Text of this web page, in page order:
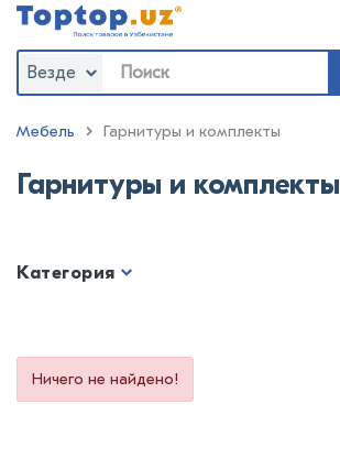
Везде
Мебель Гарнитуры и комплекты
Гарнитуры и комплекты
Категория
Ничего не найдено!